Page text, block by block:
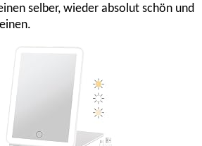
selber, wieder absolut schön und